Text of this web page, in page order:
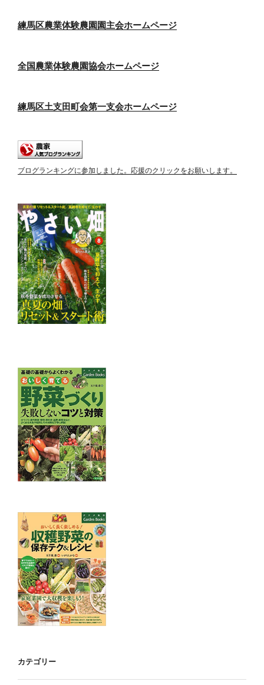
り
練馬区農業体験農園園主会ホームページ
全国農業体験農園協会ホームページ
練馬区土支田町会第一支会ホームページ
ブログランキングに参加しました。応援のクリックをお願いします。
カテゴリー